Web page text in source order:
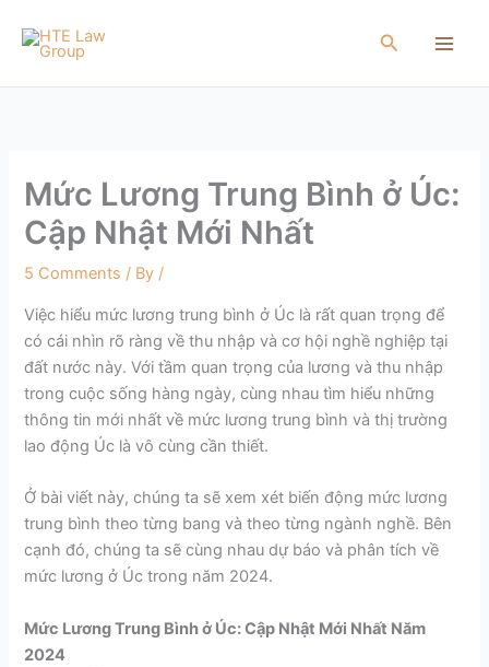
Search
Mức Lương Trung Bình ở Úc:
Cập Nhật Mới Nhất
5 Comments / By /
Việc hiểu mức lương trung bình ở Úc là rất quan trọng để
có cái nhìn rõ ràng về thu nhập và cơ hội nghề nghiệp tại
đất nước này. Với tầm quan trọng của lương và thu nhập
trong cuộc sống hàng ngày, cùng nhau tìm hiểu những
thông tin mới nhất về mức lương trung bình và thị trường
lao động Úc là vô cùng cần thiết.
Ở bài viết này, chúng ta sẽ xem xét biến động mức lương
trung bình theo từng bang và theo từng ngành nghề. Bên
cạnh đó, chúng ta sẽ cùng nhau dự báo và phân tích về
mức lương ở Úc trong năm 2024.
Mức Lương Trung Bình ở Úc: Cập Nhật Mới Nhất Năm
2024